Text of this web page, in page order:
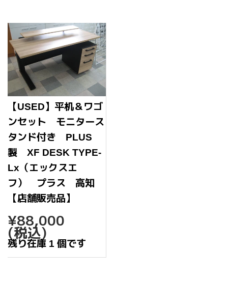
【USED】平机＆ワゴ
ンセット モニタース
タンド付き PLUS
製 XF DESK TYPE-
Lx（エックスエ
フ） プラス 高知
【店舗販売品】
通
常
価
格
¥88,000
(税込)
残り在庫 1 個です